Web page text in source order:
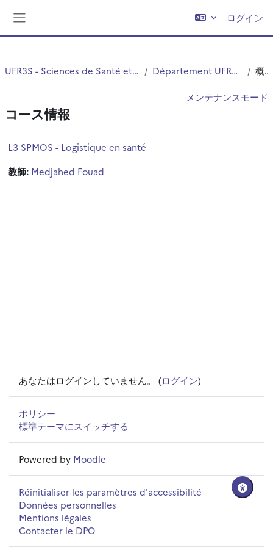
ログイン
UFR3S - Sciences de Santé et du Sport Département UFR3S - ILIS 概要
メンテナンスモード
コース情報
L3 SPMOS - Logistique en santé
教師: Medjahed Fouad
あなたはログインしていません。 (ログイン)
ポリシー
標準テーマにスイッチする
Powered by Moodle
Réinitialiser les paramètres d'accessibilité
Données personnelles
Mentions légales
Contacter le DPO